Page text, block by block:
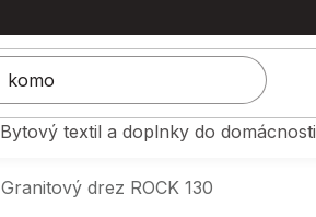
Bytový textil a doplnky do domácnosti
Granitový drez ROCK 130